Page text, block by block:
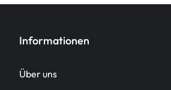
Informationen
Über uns